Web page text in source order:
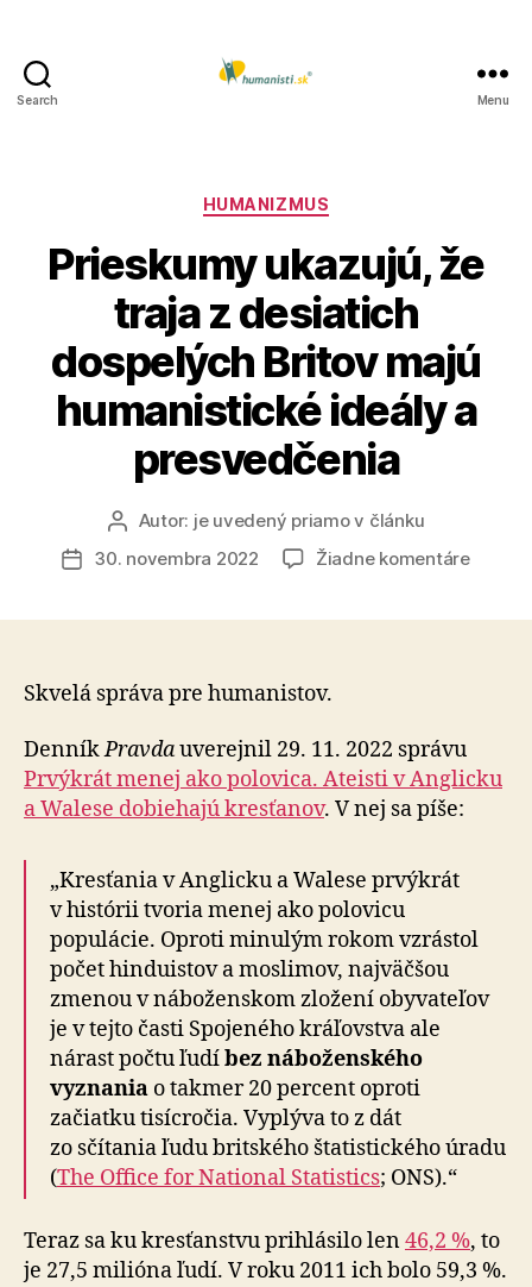
Search Menu
Kategórie
HUMANIZMUS
Prieskumy ukazujú, že
traja z desiatich
dospelých Britov majú
humanistické ideály a
presvedčenia
AutorAutor: je uvedený priamo v článku
Dátum30. novembra 2022 Žiadne komentárena
Britov
majú
Skvelá správa pre humanistov.
DenníkPravdauverejnil 29. 11. 2022 správu
Prvýkrát menej ako polovica. Ateisti v Anglicku
a Walese dobiehajú kresťanov. V nej sa píše:
„Kresťania v Anglicku a Walese prvýkrát
v histórii tvoria menej ako polovicu
populácie. Oproti minulým rokom vzrástol
počet hinduistov a moslimov, najväčšou
zmenou v náboženskom zložení obyvateľov
je v tejto časti Spojeného kráľovstva ale
nárast počtu ľudíbez náboženského
vyznania o takmer 20 percent oproti
začiatku tisícročia. Vyplýva to z dát
zo sčítania ľudu britského štatistického úradu
(The Office for National Statistics; ONS).“
Teraz sa ku kresťanstvu prihlásilo len46,2 %, to
je 27,5 milióna ľudí. V roku 2011 ich bolo 59,3 %.